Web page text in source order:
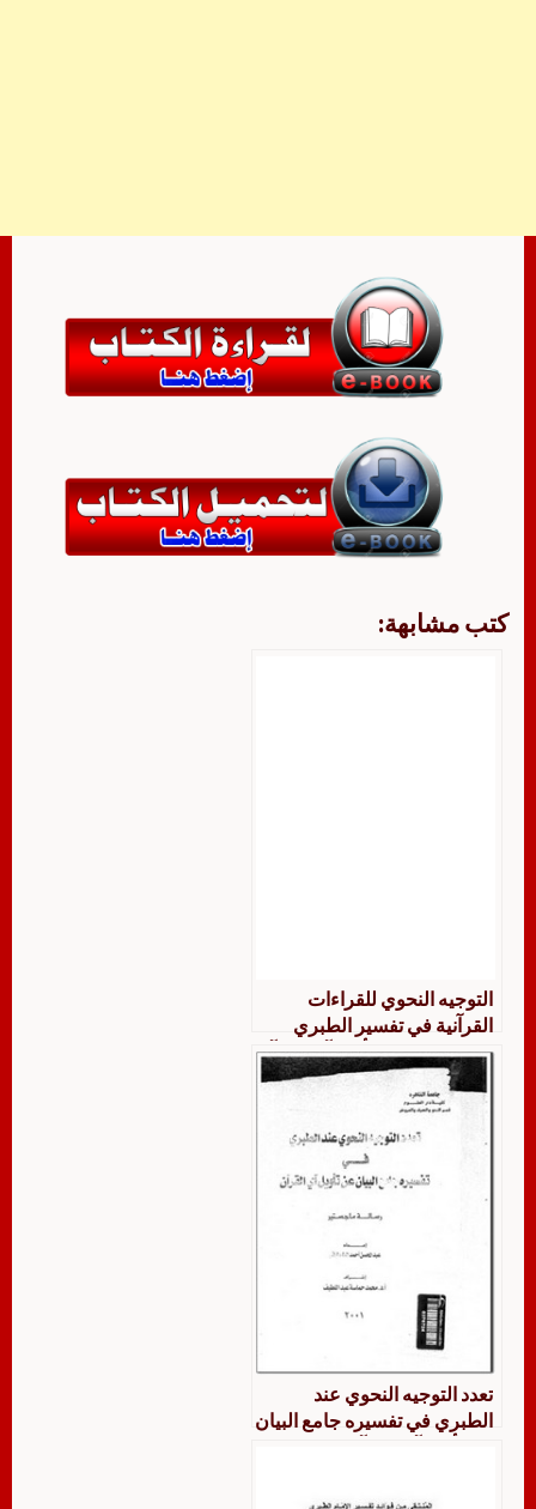
كتب مشابهة:
التوجيه النحوي للقراءات
القرآنية في تفسير الطبري
جامع البيان عن تأويل آي القرآن
تعدد التوجيه النحوي عند
الطبري في تفسيره جامع البيان